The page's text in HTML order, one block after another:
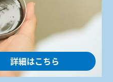
詳細はこちら